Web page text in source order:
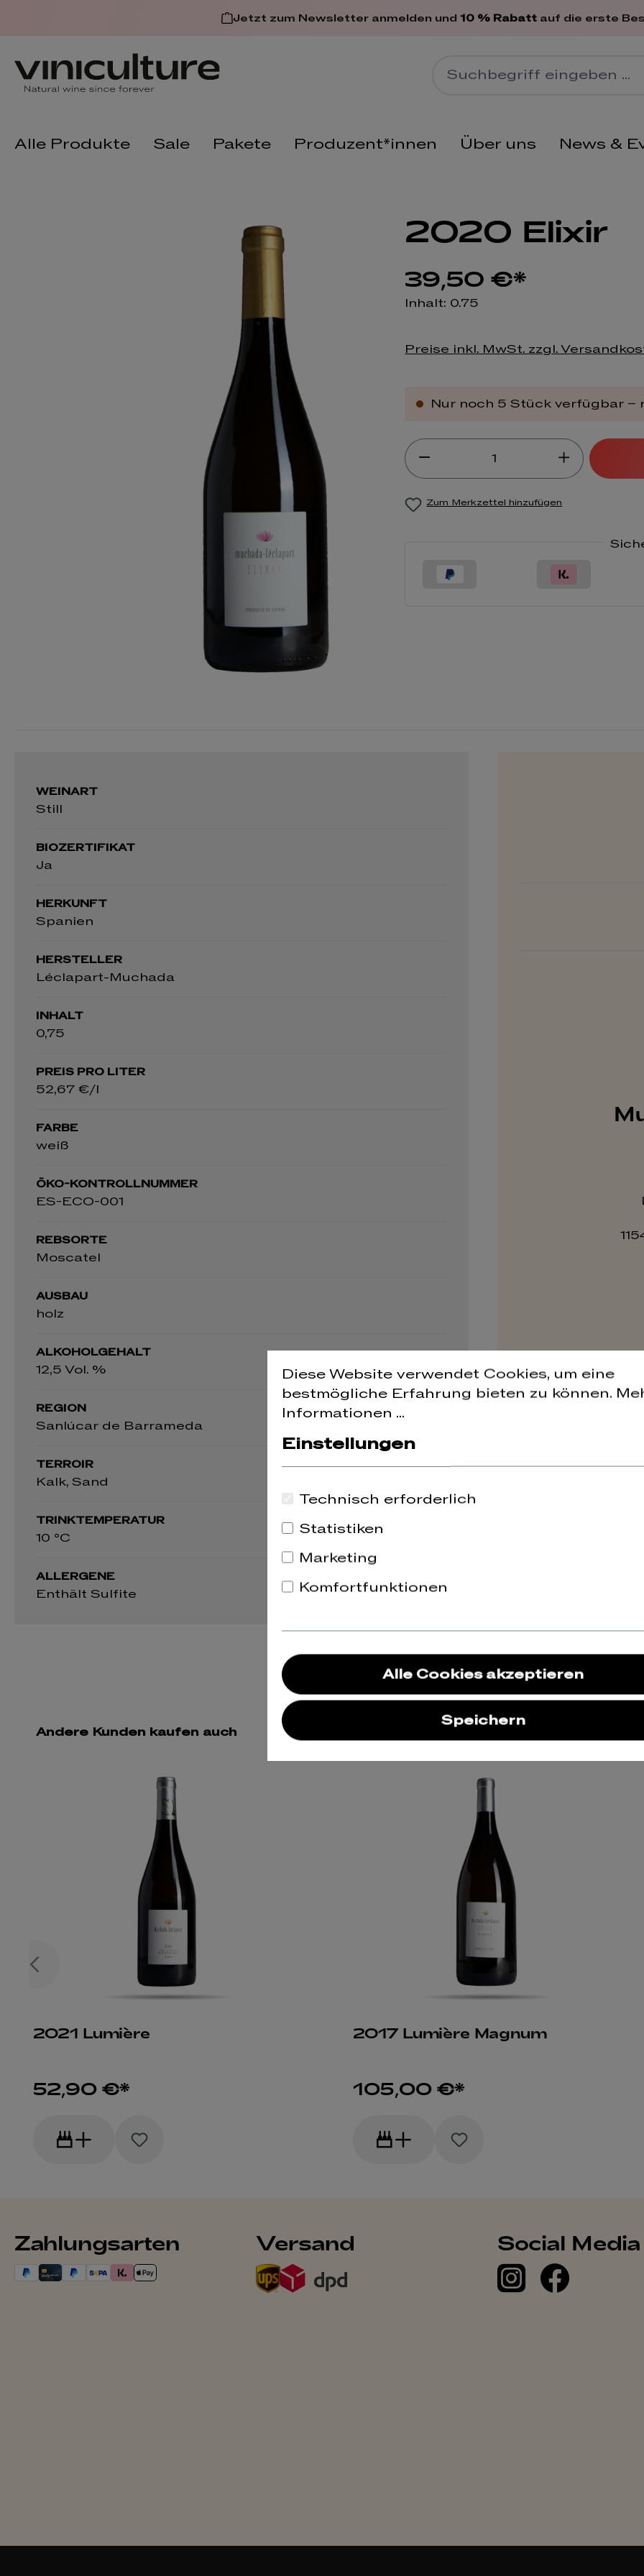
Zur Hauptnavigation springenJetzt zum Newsletter anmelden und 10 % Rabatt auf die erste
Alle Produkte Sale Pakete Produzent*innen Über uns News &
2020 Elixir
39,50 €*
Inhalt: 0.75
Preise inkl. MwSt. zzgl.
Nur noch 5 Stück verfügbar –
Produkt Anzahl: Gib
Zum Merkzettel hinzufügen
WEINART
Still
BIOZERTIFIKAT
Ja
HERKUNFT
Spanien
HERSTELLER
Léclapart-Muchada
INHALT
0,75
PREIS PRO LITER
52,67 €/l
FARBE
weiß
ÖKO-KONTROLLNUMMER
ES-ECO-001
REBSORTE
Moscatel
AUSBAU
holz
ALKOHOLGEHALT
12,5 Vol. %
REGION
Sanlúcar de Barrameda
TERROIR
Kalk, Sand
TRINKTEMPERATUR
10 °C
ALLERGENE
Enthält Sulfite
Andere Kunden kaufen auch
2021 Lumière
52,90 €*
2017 Lumière Magnum
105,00 €*
Zahlungsarten Versand Social Media
Diese Website verwendet Cookies, um eine
bestmögliche Erfahrung bieten zu können.
Informationen ...
Einstellungen
Technisch erforderlich
Statistiken
Marketing
Komfortfunktionen
Alle Cookies akzeptieren
Speichern